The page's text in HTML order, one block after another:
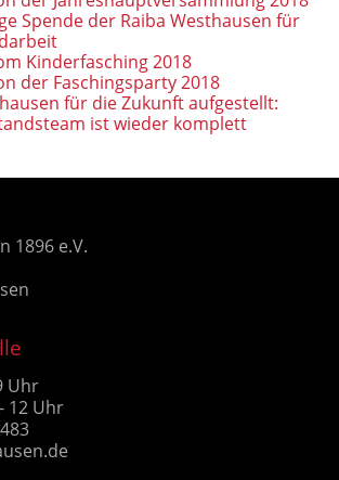
Spende der Raiba Westhausen für
Kinderfasching 2018
der Faschingsparty 2018
für die Zukunft aufgestellt:
ist wieder komplett
1896 e.V.
Uhr
12 Uhr